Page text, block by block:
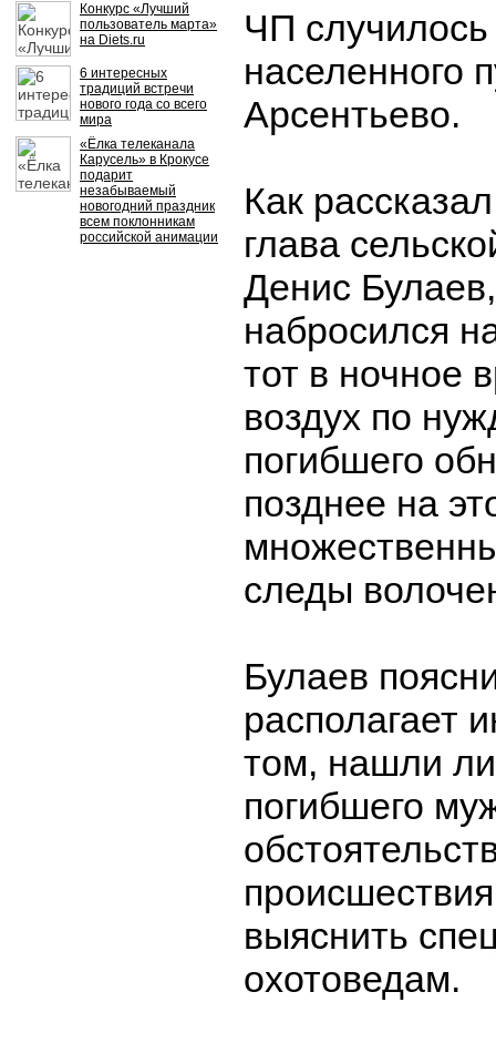
Конкурс «Лучший
пользователь марта»
на Diets.ru
6 интересных
традиций встречи
нового года со всего
мира
«Ёлка телеканала
Карусель» в Крокусе
подарит
незабываемый
новогодний праздник
всем поклонникам
российской анимации
ЧП случилось
населенного
Арсентьево.
Как
глава
Денис
набросился
тот в ночное
воздух по
погибшего
позднее на
следы
Булаев
располагает
том, нашли
погибшего
выяснить
охотоведам.